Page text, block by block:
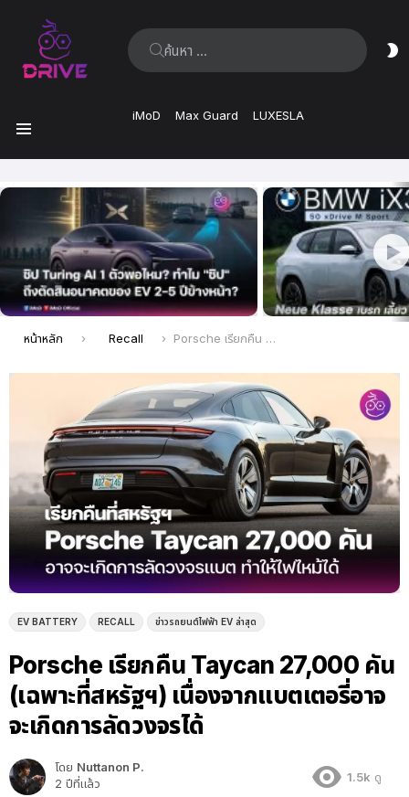
ค้นหา:
iMoD Max Guard LUXESLA
ล่าสุด
คุณอยู่ที่นี่:
หน้าหลัก Recall Porsche เรียกคืน Taycan 27,000 คัน (เฉพาะที่สหรัฐฯ) เนื่องจากแบตเตอรี่อาจจะเกิดการลัดวงจรได้
EV BATTERY RECALL ข่าวรถยนต์ไฟฟ้า EV ล่าสุด
Porsche เรียกคืน Taycan 27,000 คัน
(เฉพาะที่สหรัฐฯ) เนื่องจากแบตเตอรี่อาจ
จะเกิดการลัดวงจรได้
โดย Nuttanon P.
2 ปีที่แล้ว
1.5k ดู